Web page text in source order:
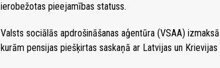
ierobežotas pieejamības statuss.
Valsts sociālās apdrošināšanas aģentūra (VSAA)
kurām pensijas piešķirtas saskaņā ar Latvijas un